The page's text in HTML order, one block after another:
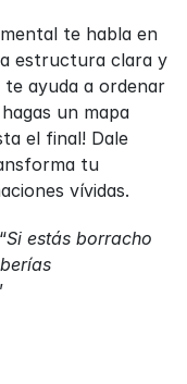
te habla en
estructura clara y
te ayuda a ordenar
un mapa
tu
vívidas.
Si estás borracho